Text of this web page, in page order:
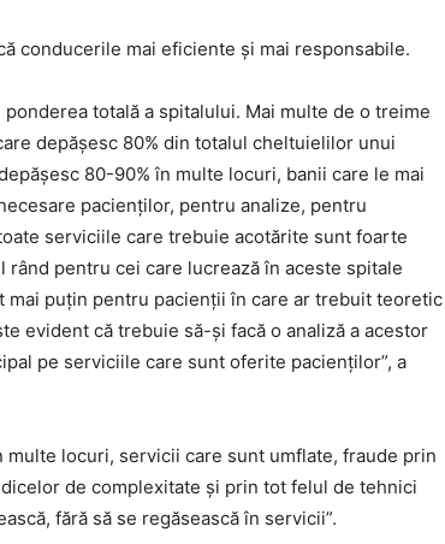
conducerile mai eficiente şi mai responsabile.
totală a spitalului. Mai multe de o treime
depăşesc 80% din totalul cheltuielilor unui
80-90% în multe locuri, banii care le mai
pacienţilor, pentru analize, pentru
serviciile care trebuie acotărite sunt foarte
pentru cei care lucrează în aceste spitale
mai puţin pentru pacienţii în care ar trebuit teoretic
evident că trebuie să-şi facă o analiză a acestor
pe serviciile care sunt oferite pacienţilor”, a
multe locuri, servicii care sunt umflate, fraude prin
de complexitate şi prin tot felul de tehnici
fără să se regăsească în servicii”.